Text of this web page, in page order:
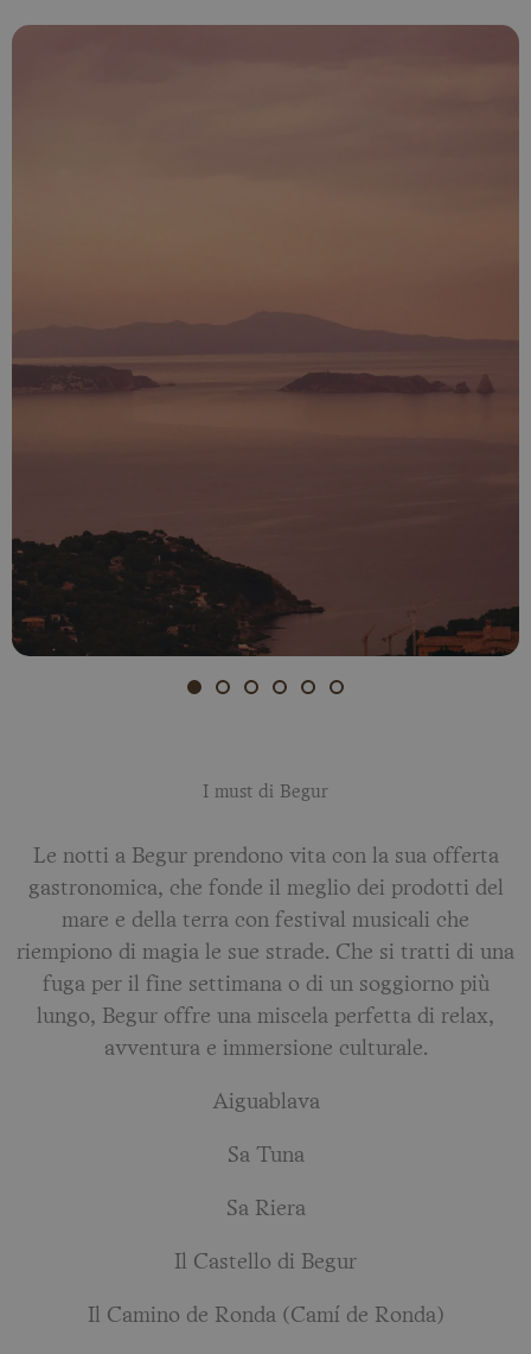
I must di Begur
Le notti a Begur prendono vita con la sua offerta
gastronomica, che fonde il meglio dei prodotti del
mare e della terra con festival musicali che
riempiono di magia le sue strade. Che si tratti di una
fuga per il fine settimana o di un soggiorno più
lungo, Begur offre una miscela perfetta di relax,
avventura e immersione culturale.
Aiguablava
Sa Tuna
Sa Riera
Il Castello di Begur
Il Camino de Ronda (Camí de Ronda)